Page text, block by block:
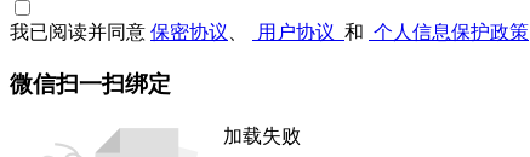
我已阅读并同意 保密协议 用户协议 和 个人信息保护政策
微信扫一扫绑定
加载失败